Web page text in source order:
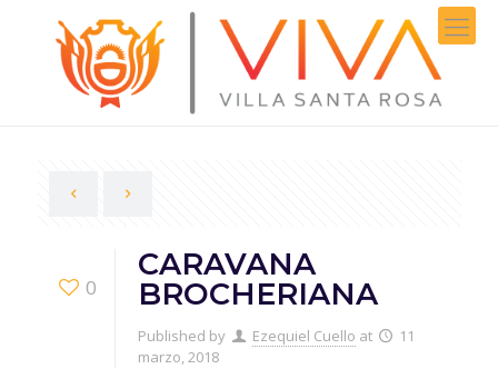
0
CARAVANA
BROCHERIANA
Published by Ezequiel Cuello at
11
marzo, 2018